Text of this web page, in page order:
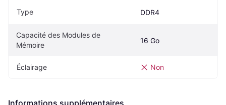
Type DDR4
Capacité des Modules de
Mémoire
16 Go
Éclairage Non
Informations supplémentaires